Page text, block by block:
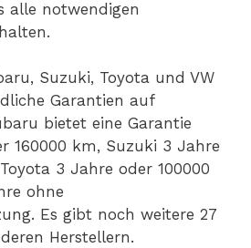
alle notwendigen
Suzuki, Toyota und VW
Garantien auf
bietet eine Garantie
160000 km, Suzuki 3 Jahre
3 Jahre oder 100000
ohne
Es gibt noch weitere 27
Herstellern.